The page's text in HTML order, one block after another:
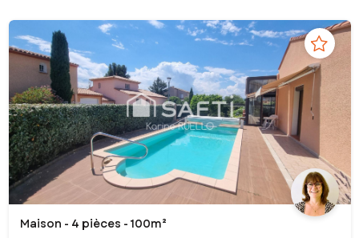
Maison - 4 pièces - 100m²